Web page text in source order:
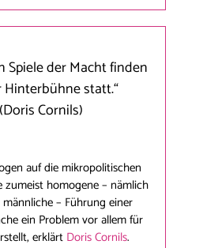
Spiele der Macht finden
Hinterbühne statt.“
(Doris Cornils)
auf die mikropolitischen
zumeist homogene – nämlich
– Führung einer
ein Problem vor allem für
erklärtDoris Cornils.